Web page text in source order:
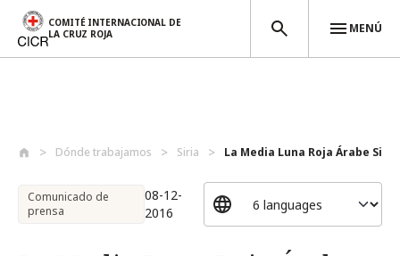
COMITÉ INTERNACIONAL DE
LA CRUZ ROJA
MENÚ
Dónde trabajamos Siria La Media Luna Roja Árabe Siria
Comunicado de
prensa
08-12-
2016